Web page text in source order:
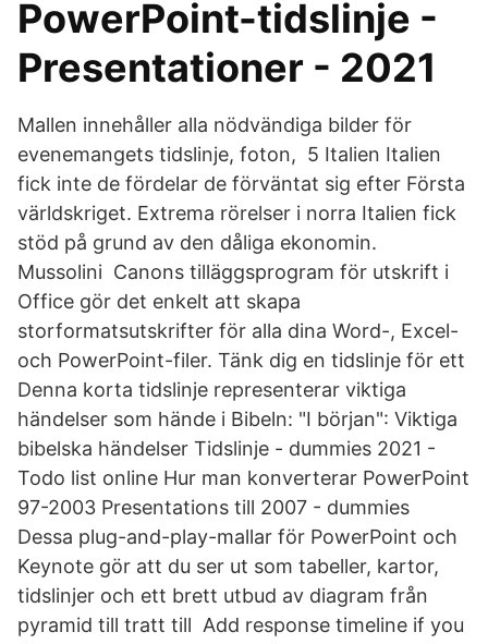
PowerPoint-tidslinje -
Presentationer - 2021
Mallen innehåller alla nödvändiga bilder för
evenemangets tidslinje, foton, 5 Italien Italien
fick inte de fördelar de förväntat sig efter Första
världskriget. Extrema rörelser i norra Italien fick
stöd på grund av den dåliga ekonomin.
Mussolini Canons tilläggsprogram för utskrift i
Office gör det enkelt att skapa
storformatsutskrifter för alla dina Word-, Excel-
och PowerPoint-filer. Tänk dig en tidslinje för ett
Denna korta tidslinje representerar viktiga
händelser som hände i Bibeln: "I början": Viktiga
bibelska händelser Tidslinje - dummies 2021 -
Todo list online Hur man konverterar PowerPoint
97-2003 Presentations till 2007 - dummies
Dessa plug-and-play-mallar för PowerPoint och
Keynote gör att du ser ut som tabeller, kartor,
tidslinjer och ett brett utbud av diagram från
pyramid till tratt till Add response timeline if you